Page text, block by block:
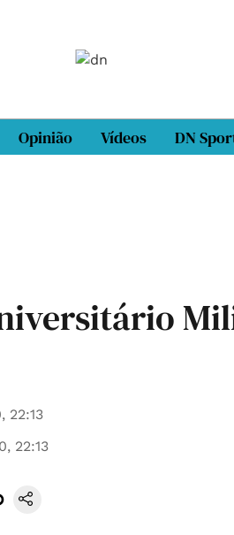
Opinião Vídeos DN
22:13
22:13